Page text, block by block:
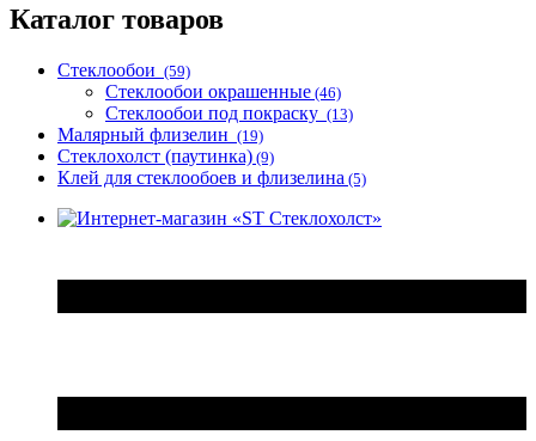
тканевых обоев, для
тяжелых обоев.
Каталог товаров
Стеклообои (59)
Стеклообои окрашенные (46)
Стеклообои под покраску (13)
Малярный флизелин (19)
Стеклохолст (паутинка) (9)
Клей для стеклообоев и флизелина (5)